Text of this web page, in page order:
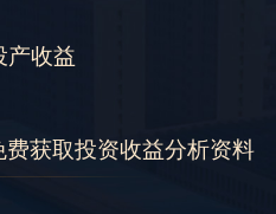
产收益
费获取投资收益分析资料